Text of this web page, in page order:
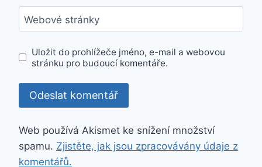
Webové stránky
Uložit do prohlížeče jméno, e-mail a webovou
stránku pro budoucí komentáře.
Web používá Akismet ke snížení množství
spamu. Zjistěte, jak jsou zpracovávány údaje z
komentářů.